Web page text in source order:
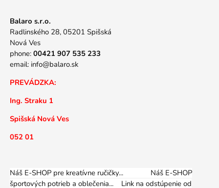
Balaro s.r.o.
Radlinského 28, 05201 Spišská
Nová Ves
phone: 00421 907 535 233
email: info@balaro.sk
PREVÁDZKA:
Ing. Straku 1
Spišská Nová Ves
052 01
Náš E-SHOP pre kreatívne ručičky... Náš E-SHOP
športových potrieb a oblečenia... Link na odstúpenie od